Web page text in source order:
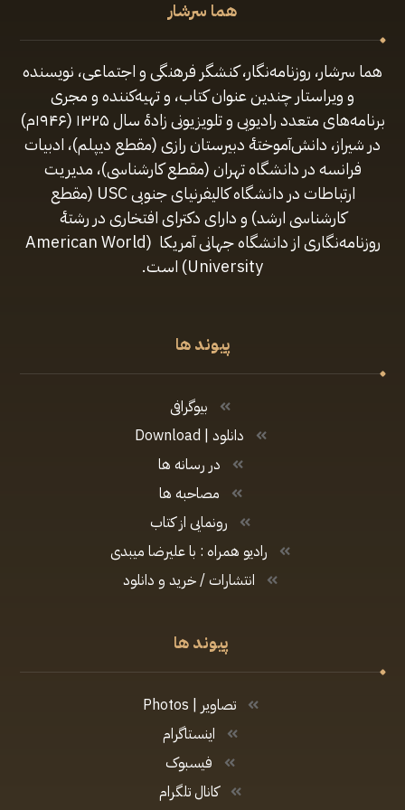
هما سرشار
هما سرشار، روزنامه‌نگار، کنشگر فرهنگی و اجتماعی، نویسنده
و ویراستار چندین عنوان کتاب، و تهیه‌کننده و مجری
برنامه‌های متعدد رادیویی و تلویزیونی زادهٔ سال ۱۳۲۵ (۱۹۴۶م)
در شیراز، دانش‌آموختهٔ دبیرستان رازی (مقطع‌ دیپلم)، ادبیات
فرانسه در دانشگاه تهران (مقطع کارشناسی)، مدیریت
ارتباطات در دانشگاه کالیفرنیای جنوبی USC (مقطع
کارشناسی ارشد) و دارای دکترای افتخاری در رشتهٔ
روزنامه‌نگاری از دانشگاه جهانی آمریکا (American World
University) است.
پیوند ها
بیوگرافی
دانلود | Download
در رسانه ها
مصاحبه ها
رونمایی از کتاب
رادیو همراه : با علیرضا میبدی
انتشارات / خرید و دانلود
پیوند ها
تصاویر | Photos
اینستاگرام
فیسبوک
کانال تلگرام